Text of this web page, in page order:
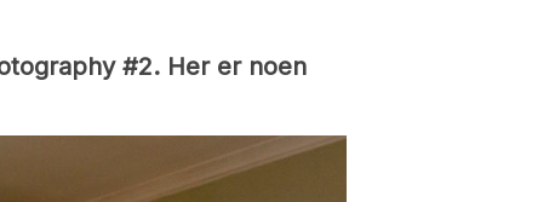
#2. Her er noen